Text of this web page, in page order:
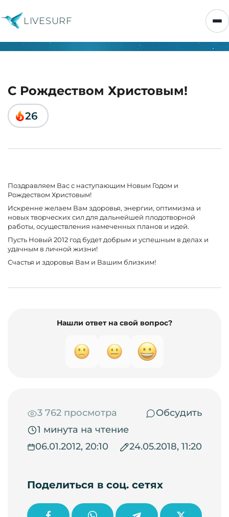
LIVESURF
С Рождеством Христовым!
26
Поздравляем Вас с наступающим Новым Годом и
Рождеством Христовым!
Искренне желаем Вам здоровья, энергии, оптимизма и
новых творческих сил для дальнейшей плодотворной
работы, осуществления намеченных планов и идей.
Пусть Новый 2012 год будет добрым и успешным в делах и
удачным в личной жизни!
Счастья и здоровья Вам и Вашим близким!
Нашли ответ на свой вопрос?
3 762 просмотра
Обсудить
1 минута на чтение
06.01.2012, 20:10
24.05.2018, 11:20
Поделиться в соц. сетях